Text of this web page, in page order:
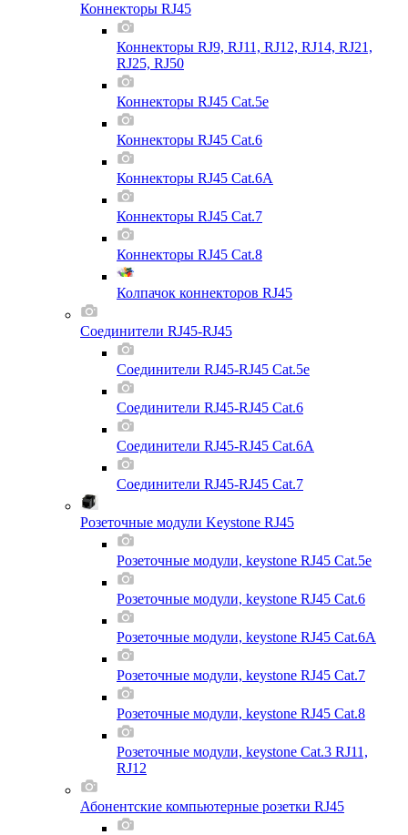
Коннекторы RJ45
Коннекторы RJ9, RJ11, RJ12, RJ14, RJ21,
RJ25, RJ50
Коннекторы RJ45 Cat.5e
Коннекторы RJ45 Cat.6
Коннекторы RJ45 Cat.6A
Коннекторы RJ45 Cat.7
Коннекторы RJ45 Cat.8
Колпачок коннекторов RJ45
Соединители RJ45-RJ45
Соединители RJ45-RJ45 Cat.5e
Соединители RJ45-RJ45 Cat.6
Соединители RJ45-RJ45 Cat.6A
Соединители RJ45-RJ45 Cat.7
Розеточные модули Keystone RJ45
Розеточные модули, keystone RJ45 Cat.5e
Розеточные модули, keystone RJ45 Cat.6
Розеточные модули, keystone RJ45 Cat.6A
Розеточные модули, keystone RJ45 Cat.7
Розеточные модули, keystone RJ45 Cat.8
Розеточные модули, keystone Cat.3 RJ11,
RJ12
Абонентские компьютерные розетки RJ45